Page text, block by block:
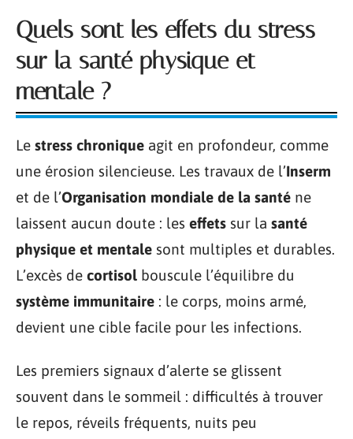
Quels sont les effets du stress
sur la santé physique et
mentale ?
Le stress chronique agit en profondeur, comme
une érosion silencieuse. Les travaux de l’Inserm
et de l’Organisation mondiale de la santé ne
laissent aucun doute : les effets sur la santé
physique et mentale sont multiples et durables.
L’excès de cortisol bouscule l’équilibre du
système immunitaire : le corps, moins armé,
devient une cible facile pour les infections.
Les premiers signaux d’alerte se glissent
souvent dans le sommeil : difficultés à trouver
le repos, réveils fréquents, nuits peu